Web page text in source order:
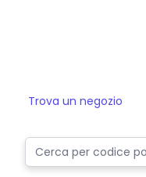
Trova un negozio